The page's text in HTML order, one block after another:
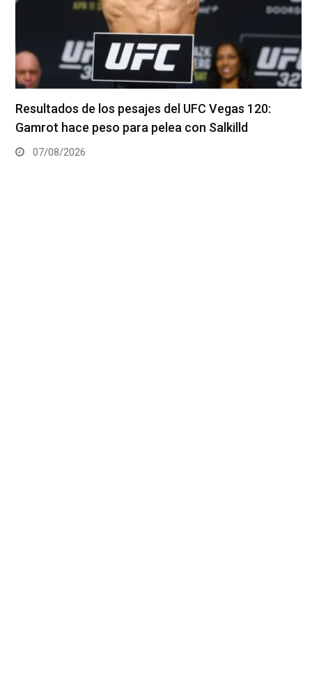
Resultados de los pesajes del UFC Vegas 120:
Gamrot hace peso para pelea con Salkilld
07/08/2026